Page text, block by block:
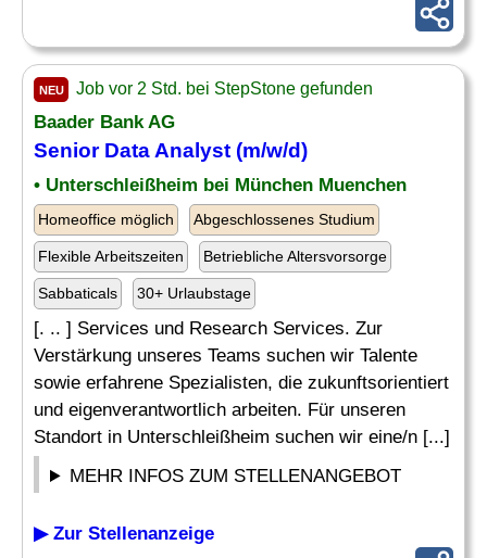
NEU Job vor 2 Std. bei StepStone gefunden
Baader Bank AG
Senior Data Analyst (m/w/d)
• Unterschleißheim bei München Muenchen
Homeoffice möglich Abgeschlossenes Studium
Flexible Arbeitszeiten Betriebliche Altersvorsorge
Sabbaticals 30+ Urlaubstage
[. .. ] Services und Research Services. Zur
Verstärkung unseres Teams suchen wir Talente
sowie erfahrene Spezialisten, die zukunftsorientiert
und eigenverantwortlich arbeiten. Für unseren
Standort in Unterschleißheim suchen wir eine/n [...]
MEHR INFOS ZUM STELLENANGEBOT
▶ Zur Stellenanzeige